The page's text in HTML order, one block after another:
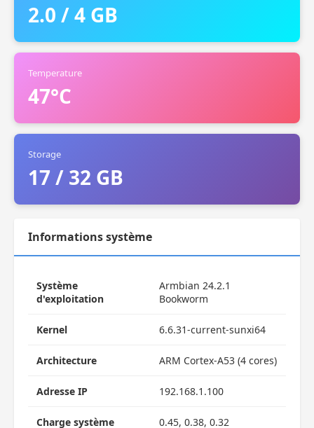
2.0 / 4 GB
Temperature
47°C
Storage
17 / 32 GB
Informations système
Système
d'exploitation
Armbian 24.2.1
Bookworm
Kernel 6.6.31-current-sunxi64
Architecture ARM Cortex-A53 (4 cores)
Adresse IP 192.168.1.100
Charge système 0.45, 0.38, 0.32